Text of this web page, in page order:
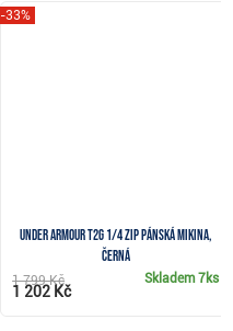
Under Armour T2G 1/4 Zip pánská mikina,
černá
-33%
Skladem7ks
1 799 Kč
1 202 Kč